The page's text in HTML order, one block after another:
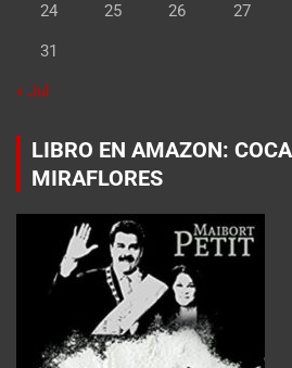
24 25 26 27
31
« Jul
LIBRO EN AMAZON:
MIRAFLORES